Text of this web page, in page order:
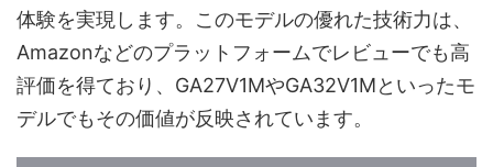
体験を実現します。このモデルの優れた技術力は、
Amazonなどのプラットフォームでレビューでも高
評価を得ており、GA27V1MやGA32V1Mといったモ
デルでもその価値が反映されています。